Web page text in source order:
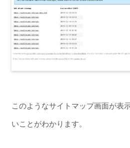
このようなサイトマップ画面が表
いことがわかります。